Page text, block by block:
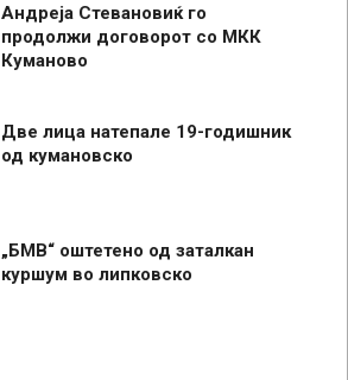
Андреја Стевановиќ го
продолжи договорот со МКК
Куманово
Две лица натепале 19-годишник
од кумановско
„БМВ“ оштетено од заталкан
куршум во липковско